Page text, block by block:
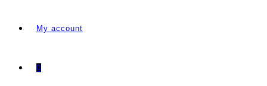
My account
0